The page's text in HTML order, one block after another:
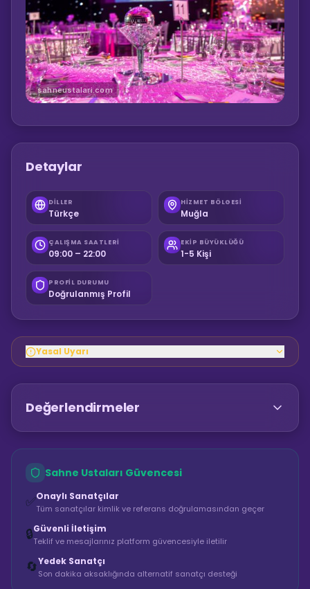
sahneustalari.com
Detaylar
DILLER
Türkçe
HIZMET BÖLGESI
Muğla
ÇALIŞMA SAATLERI
09:00 – 22:00
EKIP BÜYÜKLÜĞÜ
1-5 Kişi
PROFIL DURUMU
Doğrulanmış Profil
Yasal Uyarı
Değerlendirmeler
Sahne Ustaları Güvencesi
✅Onaylı Sanatçılar
Tüm sanatçılar kimlik ve referans doğrulamasından geçer
🔒Güvenli İletişim
Teklif ve mesajlarınız platform güvencesiyle iletilir
🔄Yedek Sanatçı
Son dakika aksaklığında alternatif sanatçı desteği